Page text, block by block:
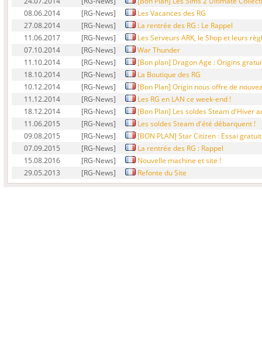
08.06.2014
[RG-News]
Les Vacances des RG
27.08.2014
[RG-News]
La rentrée des RG : Le Rappel
11.06.2017
[RG-News]
Les Serveurs ARK, le Shop et leurs
07.10.2014
[RG-News]
War Thunder
11.10.2014
[RG-News]
[Bon plan] Dragon Age : Origins
18.10.2014
[RG-News]
La Boutique des RG
10.12.2014
[RG-News]
[Bon Plan] Origin nous offre de
11.12.2014
[RG-News]
Les RG en LAN ce week-end !
18.12.2014
[RG-News]
[Bon Plan] Les soldes Steam d'Hiver
11.06.2015
[RG-News]
Les soldes Steam d'été débarquent !
09.08.2015
[RG-News]
[BON PLAN] Star Citizen : Essai gratuit
07.09.2015
[RG-News]
La rentrée des RG : Rappel
15.08.2016
[RG-News]
Nouvelle machine et site !
29.05.2013
[RG-News] Refonte du Site